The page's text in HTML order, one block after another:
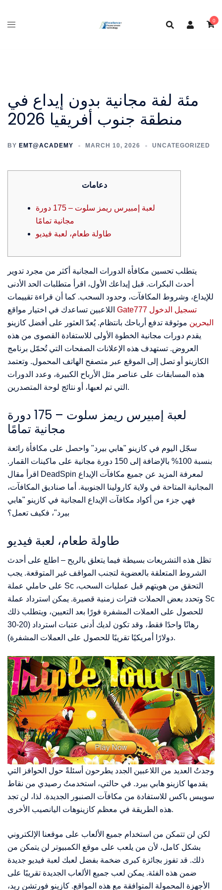
0
مئة لفة مجانية بدون إيداع في
منطقة جنوب أفريقيا 2026
BY EMT@ACADEMY MARCH 10, 2026 UNCATEGORIZED
دعامات
لعبة إمبيرس ريمز سلوت – 175 دورة
مجانية تمامًا
طاولة طعام، لعبة فيديو
يتطلب تحسين مكافأة الدورات المجانية أكثر من مجرد تدوير
أحدث البكرات. قبل إيداعك الأول، اقرأ متطلبات الحد الأدنى
للإيداع، وشروط المكافآت، وحدود السحب. كما أن قراءة تقييمات
Gate777 تسجيل الدخول
البحرين موثوقة تدفع أرباحك بانتظام. يُعدّ العثور على أفضل كازينو
يقدم دورات مجانية الخطوة الأولى للاستفادة القصوى من هذه
العروض. تستهدف هذه الإعلانات الصفحات التي تُحمّل برنامج
الكازينو أو تصل إلى الموقع عبر متصفح الهاتف المحمول. وتعتمد
هذه المسابقات على عناصر مثل الأرباح الكبيرة، وعدد الدورات
التي تم لعبها، أو نتائج لوحة المتصدرين.
لعبة إمبيرس ريمز سلوت – 175 دورة
مجانية تمامًا
سجّل اليوم في كازينو "هابي بيرد" واحصل على مكافأة رائعة
بنسبة 100% بالإضافة إلى 150 دورة مجانية على ماكينات القمار.
اقرأ مقال DeadSpin لمعرفة المزيد عن جميع مكافآت الإيداع
المجانية المتاحة في ولاية كارولينا الجنوبية. أما صناديق المكافآت،
فهي جزء من أكواد مكافآت الإيداع المجانية في كازينو "هابي
بيرد"، فكيف تعمل؟
طاولة طعام، لعبة فيديو
تظل هذه التشريعات بسيطة فيما يتعلق بالربح – اطلع على أحدث
الشروط المتعلقة بالعضوية لتجنب المواقف غير المتوقعة. يجب
على حاملي عملة Sc التحقق من هويتهم قبل عمليات السحب،
وتحدد بعض الحملات فترات زمنية قصيرة. يمكن استرداد عملة Sc
للحصول على العملات المشفرة فورًا بعد التعيين، ويتطلب ذلك
رهانًا واحدًا فقط، وقد تكون لديك أدنى عتبات استرداد (20-30
دولارًا أمريكيًا تقريبًا للحصول على العملات المشفرة).
وجدتُ العديد من اللاعبين الجدد يطرحون أسئلةً حول الحوافز التي
يقدمها كازينو هابي بيرد. في حالتي، استخدمتُ رصيدي من نقاط
سويبس باكس للاستفادة من مكافآت الصنبور الجديدة. لذا، لن تجد
هذه الطريقة في معظم كازينوهات اليانصيب الأخرى.
لكن لن تتمكن من استخدام جميع الألعاب على موقعنا الإلكتروني
بشكل كامل، لأن من يلعب على موقع الكمبيوتر لن يتمكن من
ذلك. قد تفوز بجائزة كبرى ضخمة بفضل لعبك لعبة فيديو جديدة
ضمن هذه الفئة. يمكن لعب جميع الألعاب الجديدة تقريبًا على
الأجهزة المحمولة المتوافقة مع هذه المواقع. كازينو فورتشن ريد،